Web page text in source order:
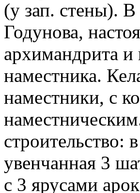
(у зап. стены). В
Годунова,
архимандрита
наместника.
наместники, с
строительство:
увенчанная 3
с 3 ярусами